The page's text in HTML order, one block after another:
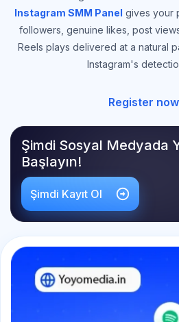
Instagram SMM Panel gives your
followers, genuine likes, post
Reels plays delivered at a natural
Instagram's
Register now
Şimdi Sosyal Medyada
Başlayın!
Şimdi Kayıt Ol